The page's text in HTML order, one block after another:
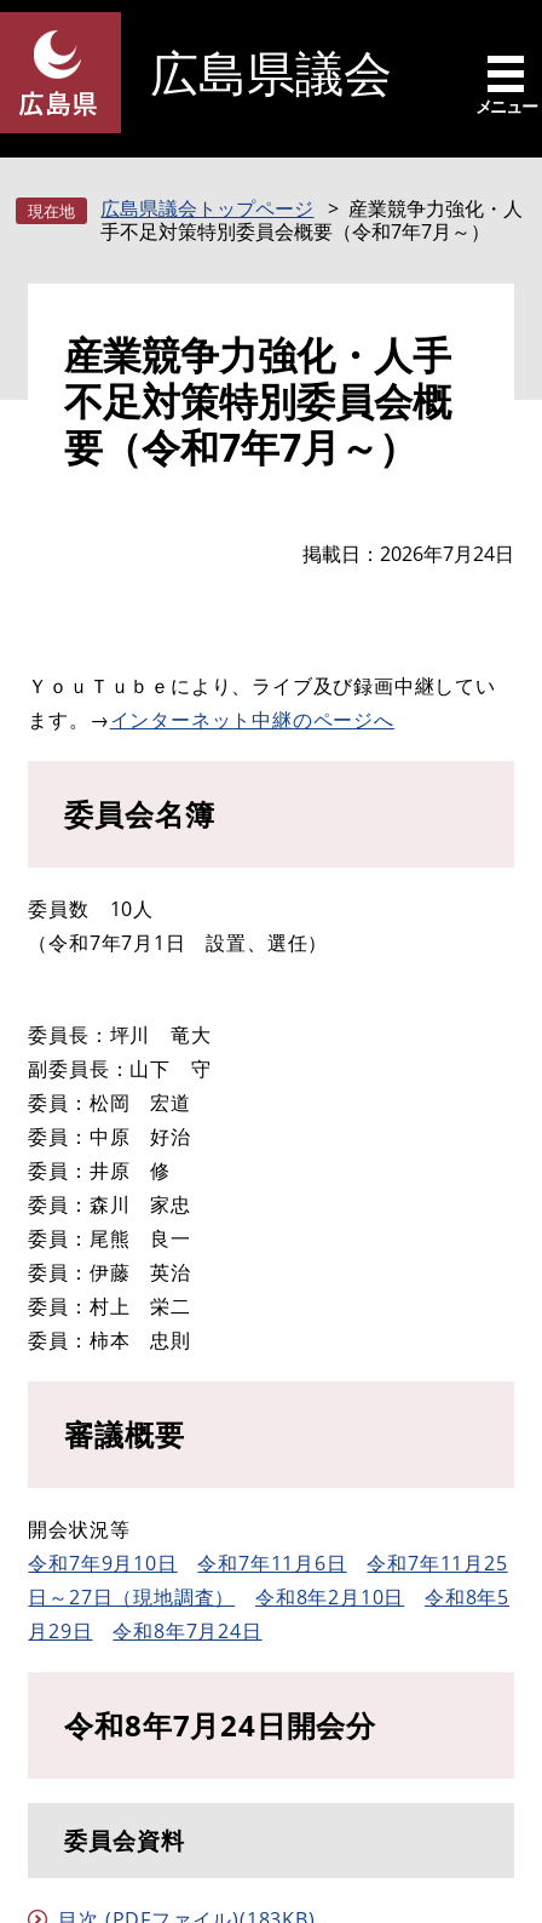
ペ
先
頭
す
メ
を
飛
し
広島県議会
メニュー
広島県議会トップページ
産業競争力強化・人
手不足対策特別委員会概要（令和7年7月～）
産業競争力強化・人手
不足対策特別委員会概
要（令和7年7月～）
掲載日 2026年7月24日
ＹｏｕＴｕｂｅにより、ライブ及び録画中継してい
ます。→インターネット中継のページへ
委員会名簿
委員数 10人
（令和7年7月1日 設置、選任）
委員長：坪川 竜大
副委員長：山下 守
委員：松岡 宏道
委員：中原 好治
委員：井原 修
委員：森川 家忠
委員：尾熊 良一
委員：伊藤 英治
委員：村上 栄二
委員：柿本 忠則
審議概要
開会状況等
令和7年9月10日
令和7年11月6日
令和7年11月25
日～27日（現地調査）
令和8年2月10日
令和8年5
月29日
令和8年7月24日
令和8年7月24日開会分
委員会資料